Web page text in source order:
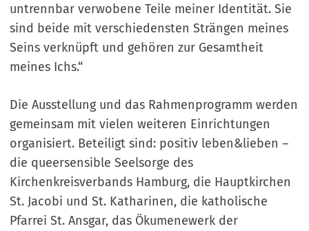
untrennbar verwobene Teile meiner Identität. Sie
sind beide mit verschiedensten Strängen meines
Seins verknüpft und gehören zur Gesamtheit
meines Ichs.“
Die Ausstellung und das Rahmenprogramm werden
gemeinsam mit vielen weiteren Einrichtungen
organisiert. Beteiligt sind: positiv leben&lieben –
die queersensible Seelsorge des
Kirchenkreisverbands Hamburg, die Hauptkirchen
St. Jacobi und St. Katharinen, die katholische
Pfarrei St. Ansgar, das Ökumenewerk der